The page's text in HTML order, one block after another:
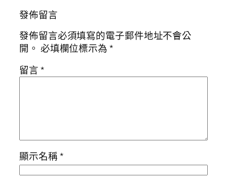
發佈留言
發佈留言必須填寫的電子郵件地址不會公
開。 必填欄位標示為*
留言*
顯示名稱*